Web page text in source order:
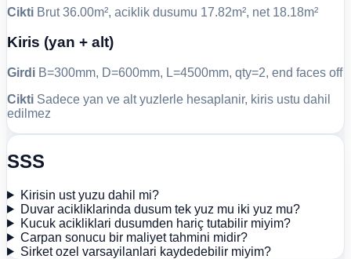
Cikti Brut 36.00m², aciklik dusumu 17.82m², net 18.18m²
Kiris (yan + alt)
Girdi B=300mm, D=600mm, L=4500mm, qty=2, end faces off
Cikti Sadece yan ve alt yuzlerle hesaplanir, kiris ustu dahil
edilmez
SSS
Kirisin ust yuzu dahil mi?
Duvar acikliklarinda dusum tek yuz mu iki yuz mu?
Kucuk acikliklari dusumden hariç tutabilir miyim?
Carpan sonucu bir maliyet tahmini midir?
Sirket ozel varsayilanlari kaydedebilir miyim?